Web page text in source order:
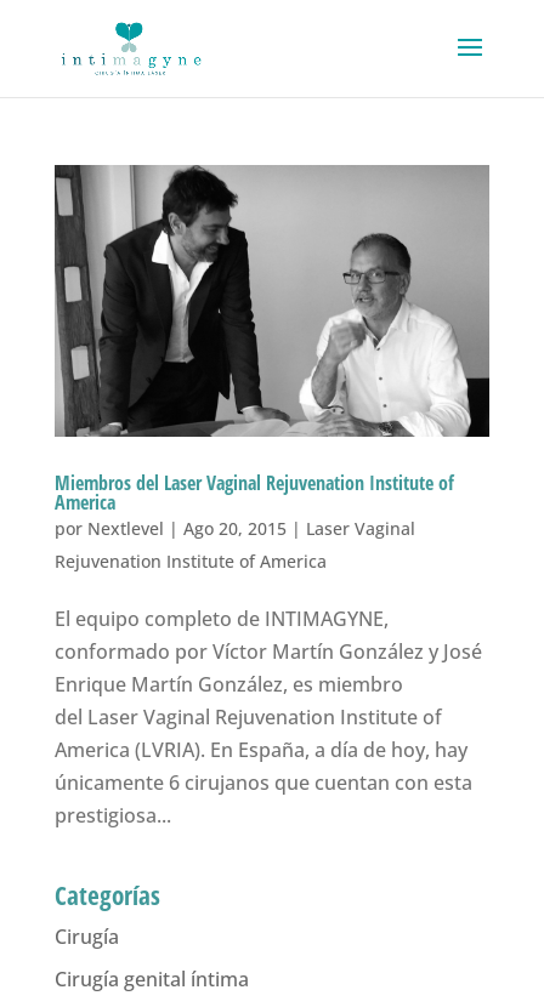
Miembros del Laser Vaginal Rejuvenation Institute of
America
por Nextlevel | Ago 20, 2015| Laser Vaginal
Rejuvenation Institute of America
El equipo completo de INTIMAGYNE,
conformado por Víctor Martín González y José
Enrique Martín González, es miembro
del Laser Vaginal Rejuvenation Institute of
America (LVRIA). En España, a día de hoy, hay
únicamente 6 cirujanos que cuentan con esta
prestigiosa...
Categorías
Cirugía
Cirugía genital íntima